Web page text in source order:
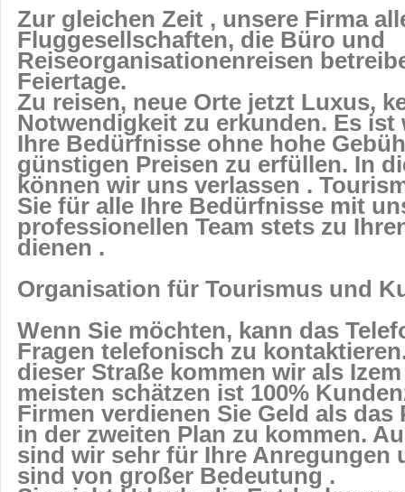
Zur gleichen Zeit , unsere Firma
Fluggesellschaften, die Büro und
Reiseorganisationenreisen
Feiertage.
Zu reisen, neue Orte jetzt Luxus,
Notwendigkeit zu erkunden. Es ist
Ihre Bedürfnisse ohne hohe
günstigen Preisen zu erfüllen. In
können wir uns verlassen .
Sie für alle Ihre Bedürfnisse mit
professionellen Team stets zu
dienen .
Organisation für Tourismus und
Wenn Sie möchten, kann das
Fragen telefonisch zu
dieser Straße kommen wir als
meisten schätzen ist 100%
Firmen verdienen Sie Geld als
in der zweiten Plan zu kommen.
sind wir sehr für Ihre Anregungen
sind von großer Bedeutung .